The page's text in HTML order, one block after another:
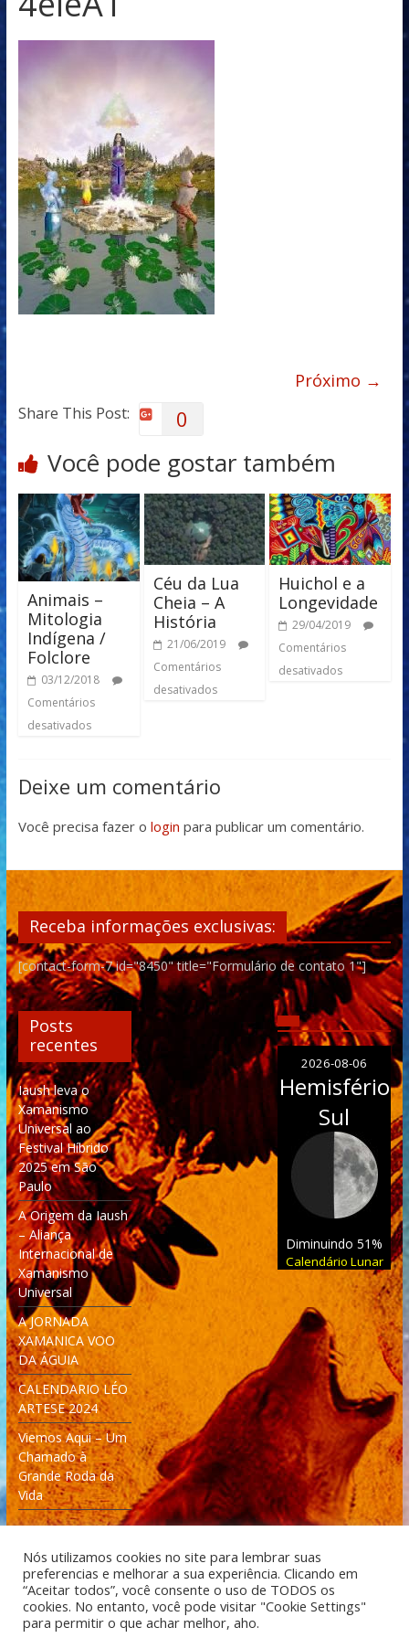
Próximo →
Share This Post: 0
Você pode gostar também
Animais –
Mitologia
Indígena /
Folclore
03/12/2018
Comentários
desativados
Céu da Lua
Cheia – A
História
21/06/2019
Comentários
desativados
Huichol e a
Longevidade
29/04/2019
Comentários
desativados
Deixe um comentário
Você precisa fazer o login para publicar um comentário.
Receba informações exclusivas:
[contact-form-7 id="8450" title="Formulário de contato 1"]
Posts
recentes
Iaush leva o
Xamanismo
Universal ao
Festival Híbrido
2025 em São
Paulo
A Origem da Iaush
– Aliança
Internacional de
Xamanismo
Universal
A JORNADA
XAMANICA VOO
DA ÁGUIA
CALENDARIO LÉO
ARTESE 2024
Viemos Aqui – Um
Chamado à
Grande Roda da
Vida
2026-08-06
Hemisfério
Sul
Diminuindo 51%
Calendário Lunar
Desenvolvido: Moleculas4D - Engenharia Espacial e
Nós utilizamos cookies no site para lembrar suas
preferencias e melhorar a sua experiência. Clicando em
“Aceitar todos”, você consente o uso de TODOS os
cookies. No entanto, você pode visitar "Cookie Settings"
para permitir o que achar melhor, aho.